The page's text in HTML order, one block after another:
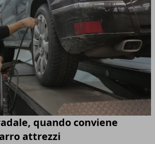
quando conviene
attrezzi